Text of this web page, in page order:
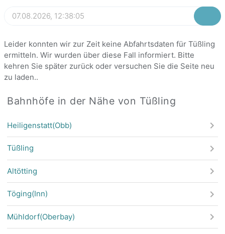
Leider konnten wir zur Zeit keine Abfahrtsdaten für Tüßling
ermitteln. Wir wurden über diese Fall informiert. Bitte
kehren Sie später zurück oder versuchen Sie die Seite neu
zu laden..
Bahnhöfe in der Nähe von Tüßling
Heiligenstatt(Obb)
Tüßling
Altötting
Töging(Inn)
Mühldorf(Oberbay)